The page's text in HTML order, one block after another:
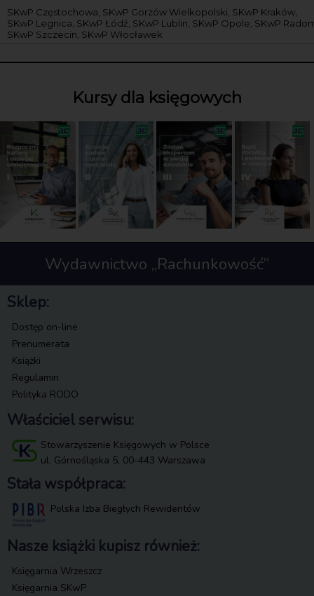
SKwP Częstochowa, SKwP Gorzów Wielkopolski, SKwP Kraków,
SKwP Legnica, SKwP Łódź, SKwP Lublin, SKwP Opole, SKwP
SKwP Szczecin, SKwP Włocławek
Kursy dla księgowych
Wydawnictwo „Rachunkowość”
Sklep:
Dostęp on-line
Prenumerata
Książki
Regulamin
Polityka RODO
Właściciel serwisu:
Stowarzyszenie Księgowych w Polsce
ul. Górnośląska 5, 00-443 Warszawa
Stała współpraca:
Polska Izba Biegłych Rewidentów
Nasze książki kupisz również:
Księgarnia Wrzeszcz
Księgarnia SKwP